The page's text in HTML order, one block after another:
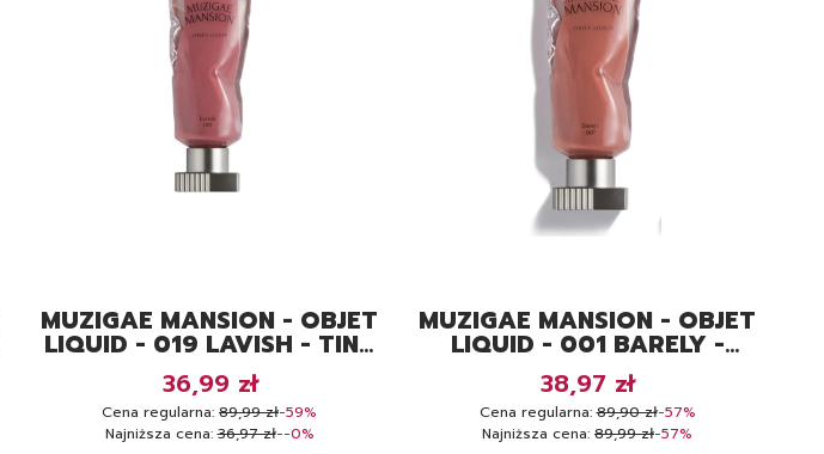
MUZIGAE MANSION - OBJET
LIQUID - 019 LAVISH - TINT
DO UST
Cena promocyjna
36,99 zł
Cena regularna: 89,99 zł-59%
Najniższa cena: 36,97 zł--0%
MUZIGAE MANSION - OBJET
LIQUID - 001 BARELY -
TINT DO UST
Cena promocyjna
38,97 zł
Cena regularna: 89,90 zł-57%
Najniższa cena: 89,99 zł-57%